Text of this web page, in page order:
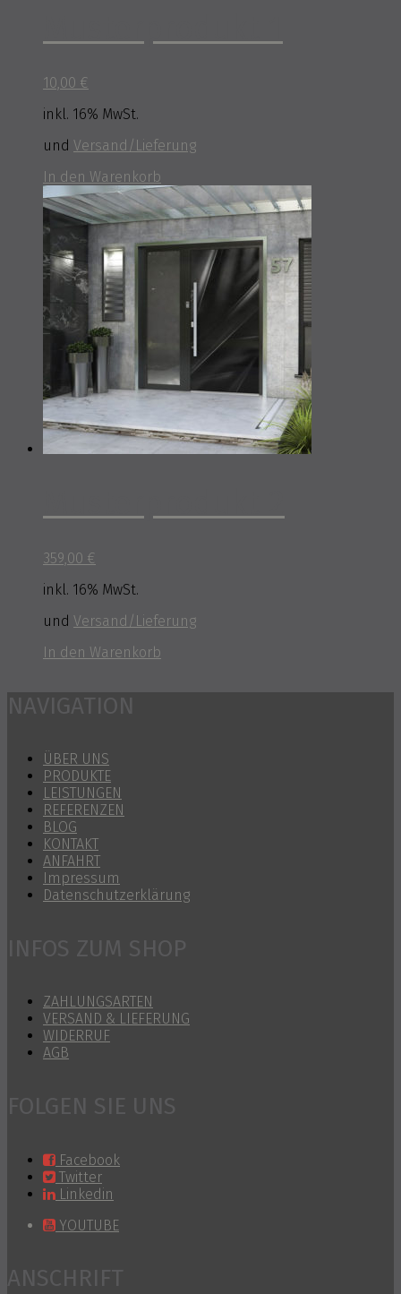
10,00 €
inkl. 16% MwSt.
und Versand/Lieferung
In den Warenkorb
359,00 €
inkl. 16% MwSt.
und Versand/Lieferung
In den Warenkorb
NAVIGATION
ÜBER UNS
PRODUKTE
LEISTUNGEN
REFERENZEN
BLOG
KONTAKT
ANFAHRT
Impressum
Datenschutzerklärung
INFOS ZUM SHOP
ZAHLUNGSARTEN
VERSAND & LIEFERUNG
WIDERRUF
AGB
FOLGEN SIE UNS
Facebook
Twitter
Linkedin
YOUTUBE
ANSCHRIFT